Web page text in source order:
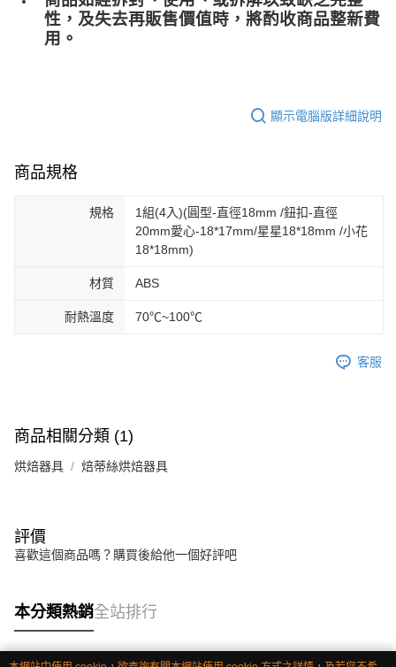
性，及失去再販售價值時，將酌收商品整﻿新費
用。
顯示電腦版詳細說明
商品規格
規格
1組(4入)(圓型-直徑18mm /鈕扣-直徑
20mm愛心-18*17mm/星星18*18mm /小花
18*18mm)
材質 ABS
耐熱溫度 70℃~100℃
客服
商品相關分類 (1)
烘焙器具 焙蒂絲烘焙器具
評價
喜歡這個商品嗎？購買後給他一個好評吧
本分類熱銷全站排行